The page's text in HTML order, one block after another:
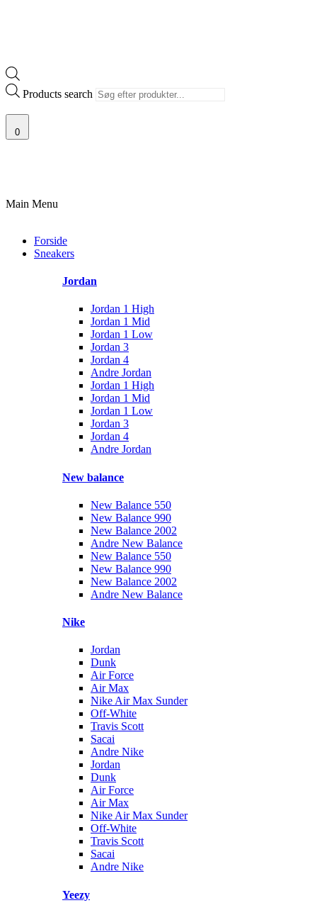
Products search
0
Main Menu
Forside
Sneakers
Jordan
Jordan 1 High
Jordan 1 Mid
Jordan 1 Low
Jordan 3
Jordan 4
Andre Jordan
Jordan 1 High
Jordan 1 Mid
Jordan 1 Low
Jordan 3
Jordan 4
Andre Jordan
New balance
New Balance 550
New Balance 990
New Balance 2002
Andre New Balance
New Balance 550
New Balance 990
New Balance 2002
Andre New Balance
Nike
Jordan
Dunk
Air Force
Air Max
Nike Air Max Sunder
Off-White
Travis Scott
Sacai
Andre Nike
Jordan
Dunk
Air Force
Air Max
Nike Air Max Sunder
Off-White
Travis Scott
Sacai
Andre Nike
Yeezy